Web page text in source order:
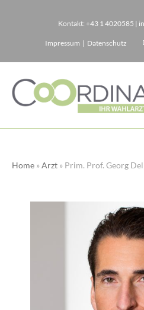
springen
Kontakt: +43 1 4020585 |
Impressum | Datenschutz
Home »Arzt » Prim. Prof. Georg